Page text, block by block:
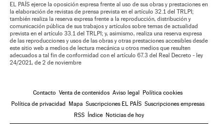
EL PAÍS ejerce la oposición expresa frente al uso de sus obras y prestaciones en
la elaboración de revistas de prensa prevista en el artículo 32.1 del TRLPI;
también realiza la reserva expresa frente a la reproducción, distribución y
comunicación pública de sus trabajos y artículos sobre temas de actualidad
prevista en el artículo 33.1 del TRLPI; y, asimismo, realiza una reserva expresa
de las reproducciones y usos de las obras y otras prestaciones accesibles desde
este sitio web a medios de lectura mecánica u otros medios que resulten
adecuados a tal fin de conformidad con el artículo 67.3 del Real Decreto - ley
24/2021, de 2 de noviembre
Contacto Venta de contenidos Aviso legal Política cookies
Política de privacidad Mapa Suscripciones EL PAÍS Suscripciones empresas
RSS Índice Noticias de hoy